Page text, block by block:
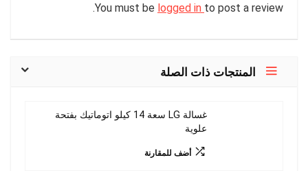
You must be logged in to post a review.
المنتجات ذات الصلة
غسالة LG سعة 14 كيلو اتوماتيك بفتحة
علوية
أضف للمقارنة